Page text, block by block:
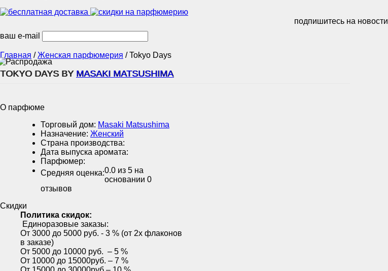
подпишитесь на новости
ваш e-mail
Главная /Женская парфюмерия /Tokyo Days
TOKYO DAYS BY MASAKI MATSUSHIMA
О парфюме
Торговый дом: Masaki Matsushima
Назначение: Женский
Страна производства:
Дата выпуска аромата:
Парфюмер:
Средняя оценка:0.0 из 5 на
основании 0
отзывов
Скидки
Политика скидок:
Единоразовые заказы:
От 3000 до 5000 руб. - 3 % (от 2х флаконов
в заказе)
От 5000 до 10000 руб. – 5 %
От 10000 до 15000руб. – 7 %